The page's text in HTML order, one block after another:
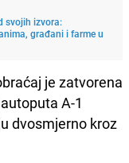
svojih izvora:
građani i farme u
je zatvorena
A-1
dvosmjerno kroz